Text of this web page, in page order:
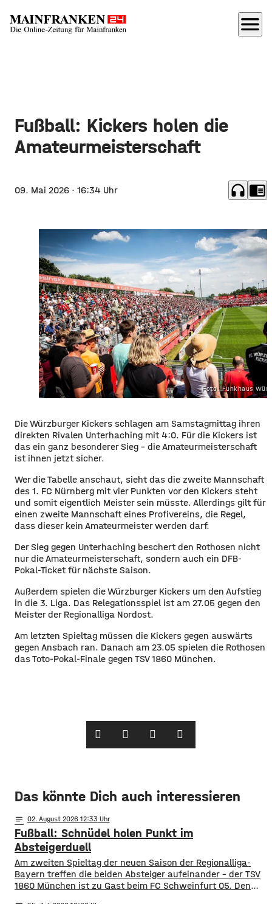
menu
Fußball: Kickers holen die
Amateurmeisterschaft
09. Mai 2026 · 16:34 Uhr headphones chrome_reader_mode
Foto: Funkhaus
Die Würzburger Kickers schlagen am Samstagmittag ihren
direkten Rivalen Unterhaching mit 4:0. Für die Kickers ist
das ein ganz besonderer Sieg – die Amateurmeisterschaft
ist ihnen jetzt sicher.
Wer die Tabelle anschaut, sieht das die zweite Mannschaft
des 1. FC Nürnberg mit vier Punkten vor den Kickers steht
und somit eigentlich Meister sein müsste. Allerdings gilt für
einen zweite Mannschaft eines Profivereins, die Regel,
dass dieser kein Amateurmeister werden darf.
Der Sieg gegen Unterhaching beschert den Rothosen nicht
nur die Amateurmeisterschaft, sondern auch ein DFB-
Pokal-Ticket für nächste Saison.
Außerdem spielen die Würzburger Kickers um den Aufstieg
in die 3. Liga. Das Relegationsspiel ist am 27.05 gegen den
Meister der Regionalliga Nordost.
Am letzten Spieltag müssen die Kickers gegen auswärts
gegen Ansbach ran. Danach am 23.05 spielen die Rothosen
das Toto-Pokal-Finale gegen TSV 1860 München.
Das könnte Dich auch interessieren
notes 02. August 2026 12:33
Fußball: Schnüdel holen Punkt im
Absteigerduell
Am zweiten Spieltag der neuen Saison der Regionalliga-
Bayern treffen die beiden Absteiger aufeinander – der TSV
1860 München ist zu Gast beim FC Schweinfurt 05. Den